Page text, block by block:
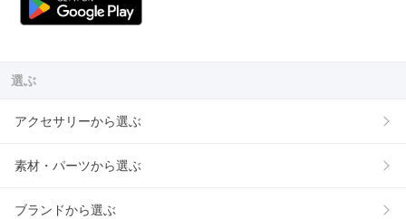
選ぶ
アクセサリーから選ぶ
素材・パーツから選ぶ
ブランドから選ぶ